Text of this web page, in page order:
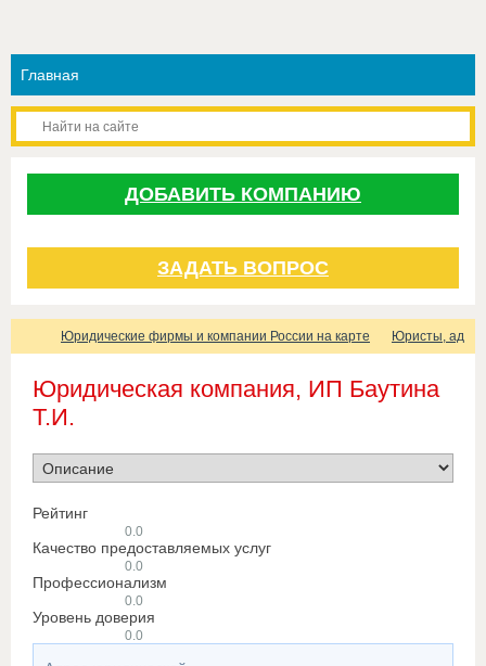
ДОБАВИТЬ КОМПАНИЮ
ЗАДАТЬ ВОПРОС
Юридические фирмы и компании России на карте Юристы,
Юридическая компания, ИП Баутина
Т.И.
Рейтинг
0.0
Качество предоставляемых услуг
0.0
Профессионализм
0.0
Уровень доверия
0.0